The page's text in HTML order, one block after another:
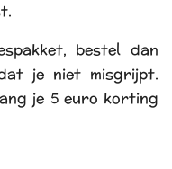
bestel dan
je niet misgrijpt.
je 5 euro korting